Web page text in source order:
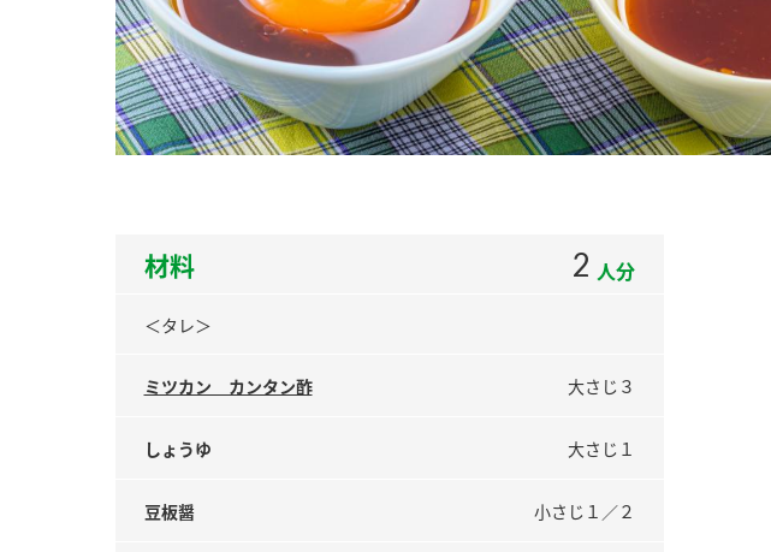
材料 2 人分
＜タレ＞
ミツカン カンタン酢 大さじ３
しょうゆ 大さじ１
豆板醤 小さじ１／２